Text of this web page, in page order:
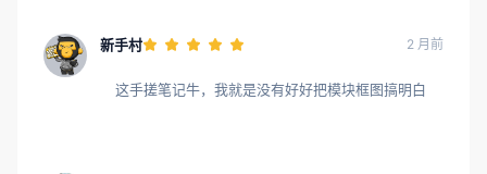
新手村 2 月前
这手搓笔记牛，我就是没有好好把模块框图搞明白